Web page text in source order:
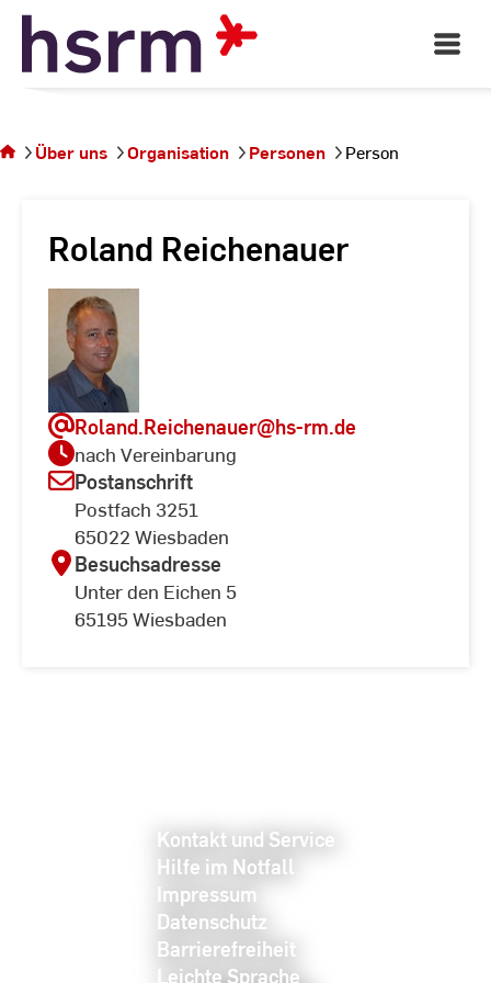
Skip
Content
Open
Main
sich auf
der
Über uns Organisation Personen Person
Roland Reichenauer
Roland.Reichenauer@hs-rm.de
nach Vereinbarung
Postanschrift
Postfach 3251
65022 Wiesbaden
Besuchsadresse
Unter den Eichen 5
65195 Wiesbaden
Kontakt und Service
Hilfe im Notfall
Impressum
Datenschutz
Barrierefreiheit
Leichte Sprache